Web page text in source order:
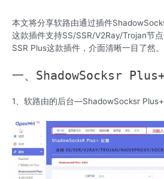
本文将分享软路由通过插件
这款插件支持SS/SSR/V2Ray/Trojan节
SSR Plus这款插件，介面清晰一目了然
一、ShadowSocksr
1、软路由的后台—ShadowSocksr